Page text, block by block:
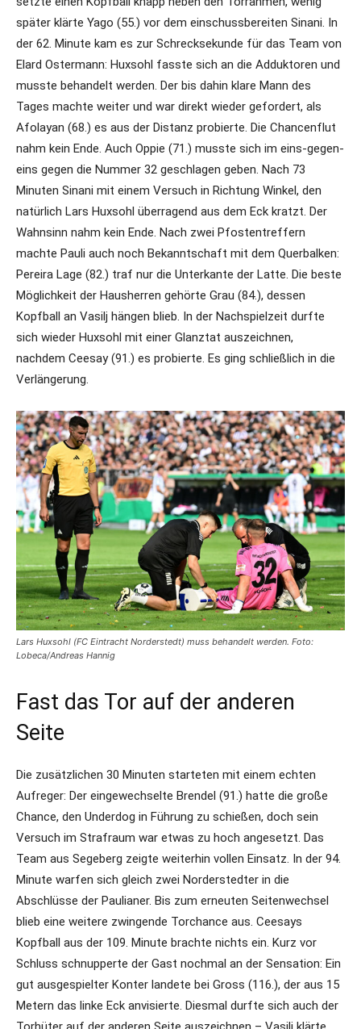
später klärte Yago (55.) vor dem einschussbereiten Sinani. In
der 62. Minute kam es zur Schrecksekunde für das Team von
Elard Ostermann: Huxsohl fasste sich an die Adduktoren und
musste behandelt werden. Der bis dahin klare Mann des
Tages machte weiter und war direkt wieder gefordert, als
Afolayan (68.) es aus der Distanz probierte. Die Chancenflut
nahm kein Ende. Auch Oppie (71.) musste sich im eins-gegen-
eins gegen die Nummer 32 geschlagen geben. Nach 73
Minuten Sinani mit einem Versuch in Richtung Winkel, den
natürlich Lars Huxsohl überragend aus dem Eck kratzt. Der
Wahnsinn nahm kein Ende. Nach zwei Pfostentreffern
machte Pauli auch noch Bekanntschaft mit dem Querbalken:
Pereira Lage (82.) traf nur die Unterkante der Latte. Die beste
Möglichkeit der Hausherren gehörte Grau (84.), dessen
Kopfball an Vasilj hängen blieb. In der Nachspielzeit durfte
sich wieder Huxsohl mit einer Glanztat auszeichnen,
nachdem Ceesay (91.) es probierte. Es ging schließlich in die
Verlängerung.
Lars Huxsohl (FC Eintracht Norderstedt) muss behandelt werden. Foto:
Lobeca/Andreas Hannig
Fast das Tor auf der anderen
Seite
Die zusätzlichen 30 Minuten starteten mit einem echten
Aufreger: Der eingewechselte Brendel (91.) hatte die große
Chance, den Underdog in Führung zu schießen, doch sein
Versuch im Strafraum war etwas zu hoch angesetzt. Das
Team aus Segeberg zeigte weiterhin vollen Einsatz. In der 94.
Minute warfen sich gleich zwei Norderstedter in die
Abschlüsse der Paulianer. Bis zum erneuten Seitenwechsel
blieb eine weitere zwingende Torchance aus. Ceesays
Kopfball aus der 109. Minute brachte nichts ein. Kurz vor
Schluss schnupperte der Gast nochmal an der Sensation: Ein
gut ausgespielter Konter landete bei Gross (116.), der aus 15
Metern das linke Eck anvisierte. Diesmal durfte sich auch der